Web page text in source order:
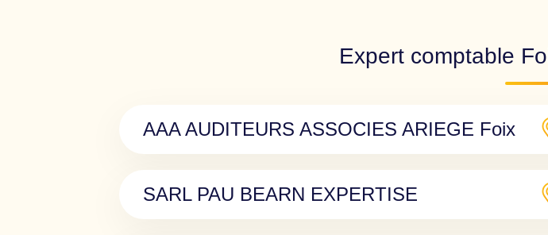
Expert comptable
AAA AUDITEURS ASSOCIES ARIEGE Foix
SARL PAU BEARN EXPERTISE